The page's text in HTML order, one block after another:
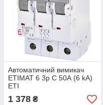
Автоматичний вимикач
ETIMAT 6 3p C 50А (6 kA)
ETI
1 378 ₴